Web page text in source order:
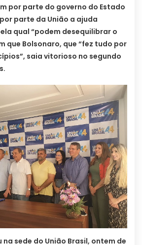
por parte do governo do Estado
parte da União a ajuda
qual “podem desequilibrar o
que Bolsonaro, que “fez tudo por
saia vitorioso no segundo
sede do União Brasil, ontem de